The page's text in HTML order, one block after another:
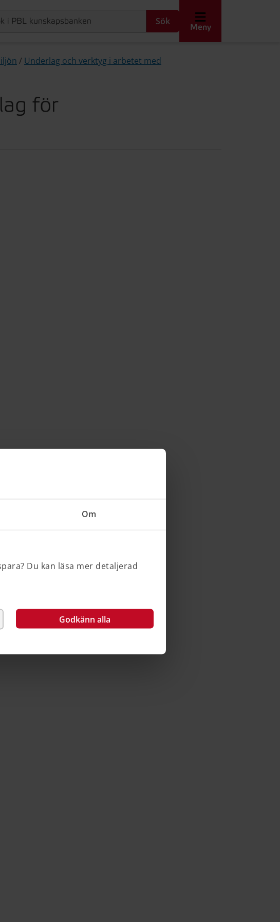
Om
Du kan läsa mer detaljerad
Godkänn alla
Sök
Meny
/ Underlag och verktyg i arbetet med
för